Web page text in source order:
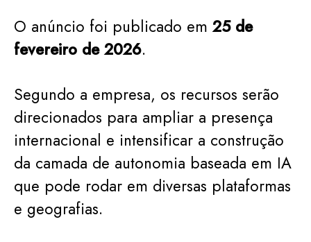
O anúncio foi publicado em25 de
fevereiro de 2026.
Segundo a empresa, os recursos serão
direcionados para ampliar a presença
internacional e intensificar a construção
da camada de autonomia baseada em IA
que pode rodar em diversas plataformas
e geografias.